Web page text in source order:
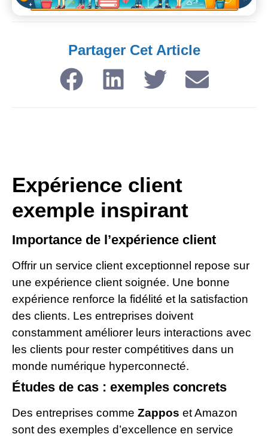
Partager Cet Article​
Expérience client
exemple inspirant
Importance de l’expérience client
Offrir un service client exceptionnel repose sur
une expérience client soignée. Une bonne
expérience renforce la fidélité et la satisfaction
des clients. Les entreprises doivent
constamment améliorer leurs interactions avec
les clients pour rester compétitives dans un
monde numérique hyperconnecté.
Études de cas : exemples concrets
Des entreprises comme Zappos et Amazon
sont des exemples d’excellence en service